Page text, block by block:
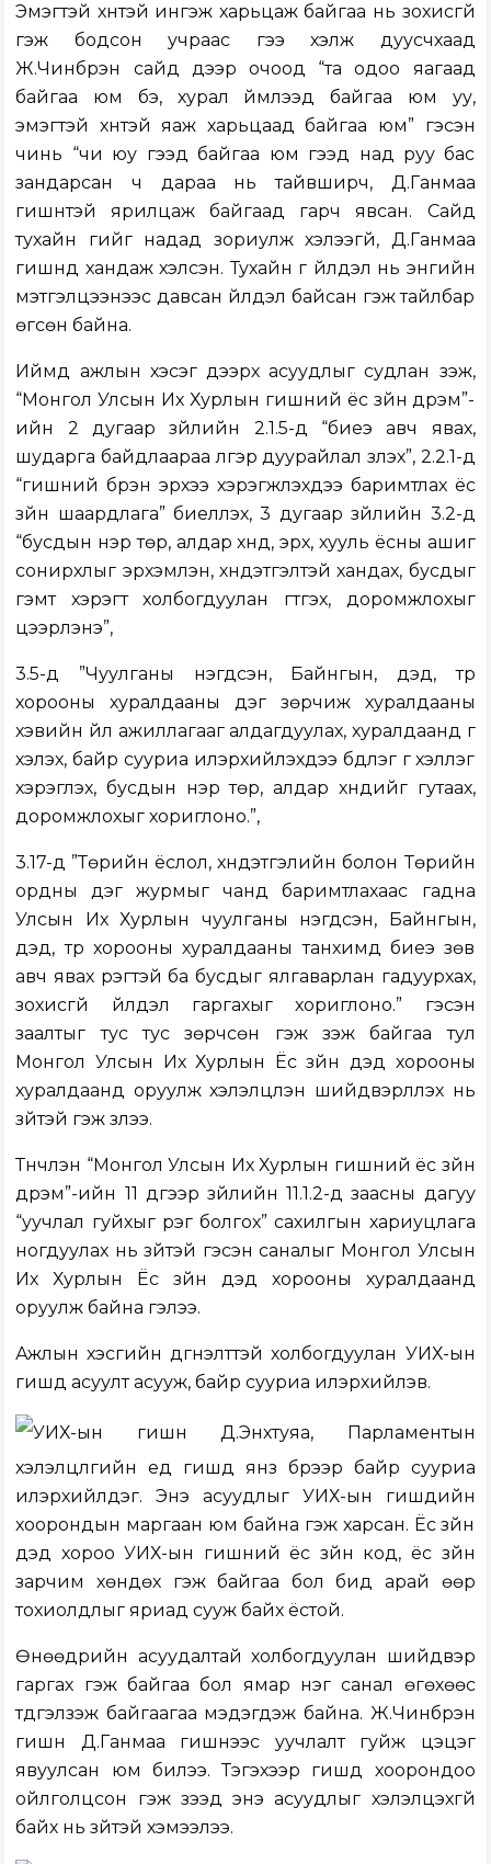
Эмэгтэй хүнтэй ингэж харьцаж байгаа нь зохисгүй
гэж бодсон учраас үгээ хэлж дуусчхаад
Ж.Чинбүрэн сайд дээр очоод “та одоо яагаад
байгаа юм бэ, хурал үймүүлээд байгаа юм уу,
эмэгтэй хүнтэй яаж харьцаад байгаа юм” гэсэн
чинь “чи юу гээд байгаа юм гээд над руу бас
зандарсан ч дараа нь тайвширч, Д.Ганмаа
гишүүнтэй ярилцаж байгаад гарч явсан. Сайд
тухайн үгийг надад зориулж хэлээгүй, Д.Ганмаа
гишүүнд хандаж хэлсэн. Тухайн үг үйлдэл нь энгийн
мэтгэлцээнээс давсан үйлдэл байсан гэж тайлбар
өгсөн байна.
Иймд ажлын хэсэг дээрх асуудлыг судлан үзэж,
“Монгол Улсын Их Хурлын гишүүний ёс зүйн дүрэм”-
ийн 2 дугаар зүйлийн 2.1.5-д “биеэ авч явах,
шударга байдлаараа үлгэр дуурайлал үзүүлэх”, 2.2.1-д
“гишүүний бүрэн эрхээ хэрэгжүүлэхдээ баримтлах ёс
зүйн шаардлага” биелүүлэх, 3 дугаар зүйлийн 3.2-д
“бусдын нэр төр, алдар хүнд, эрх, хууль ёсны ашиг
сонирхлыг эрхэмлэн, хүндэтгэлтэй хандах, бусдыг
гэмт хэрэгт холбогдуулан гүтгэх, доромжлохыг
цээрлэнэ”,
3.5-д ”Чуулганы нэгдсэн, Байнгын, дэд, түр
хорооны хуралдааны дэг зөрчиж хуралдааны
хэвийн үйл ажиллагааг алдагдуулах, хуралдаанд үг
хэлэх, байр сууриа илэрхийлэхдээ бүдүүлэг үг хэллэг
хэрэглэх, бусдын нэр төр, алдар хүндийг гутаах,
доромжлохыг хориглоно.”,
3.17-д ”Төрийн ёслол, хүндэтгэлийн болон Төрийн
ордны дэг журмыг чанд баримтлахаас гадна
Улсын Их Хурлын чуулганы нэгдсэн, Байнгын,
дэд, түр хорооны хуралдааны танхимд биеэ зөв
авч явах үүрэгтэй ба бусдыг ялгаварлан гадуурхах,
зохисгүй үйлдэл гаргахыг хориглоно.” гэсэн
заалтыг тус тус зөрчсөн гэж үзэж байгаа тул
Монгол Улсын Их Хурлын Ёс зүйн дэд хорооны
хуралдаанд оруулж хэлэлцүүлэн шийдвэрлүүлэх нь
зүйтэй гэж үзлээ.
Түүнчлэн “Монгол Улсын Их Хурлын гишүүний ёс зүйн
дүрэм”-ийн 11 дүгээр зүйлийн 11.1.2-д заасны дагуу
“уучлал гуйхыг үүрэг болгох” сахилгын хариуцлага
ногдуулах нь зүйтэй гэсэн саналыг Монгол Улсын
Их Хурлын Ёс зүйн дэд хорооны хуралдаанд
оруулж байна гэлээ.
Ажлын хэсгийн дүгнэлттэй холбогдуулан УИХ-ын
гишүүд асуулт асууж, байр сууриа илэрхийлэв.
УИХ-ын гишүүн Д.Энхтуяа, Парламентын
хэлэлцүүлгийн үед гишүүд янз бүрээр байр сууриа
илэрхийлдэг. Энэ асуудлыг УИХ-ын гишүүдийн
хоорондын маргаан юм байна гэж харсан. Ёс зүйн
дэд хороо УИХ-ын гишүүний ёс зүйн код, ёс зүйн
зарчим хөндөх гэж байгаа бол бид арай өөр
тохиолдлыг яриад сууж байх ёстой.
Өнөөдрийн асуудалтай холбогдуулан шийдвэр
гаргах гэж байгаа бол ямар нэг санал өгөхөөс
түдгэлзэж байгаагаа мэдэгдэж байна. Ж.Чинбүрэн
гишүүн Д.Ганмаа гишүүнээс уучлалт гуйж цэцэг
явуулсан юм билээ. Тэгэхээр гишүүд хоорондоо
ойлголцсон гэж үзээд энэ асуудлыг хэлэлцэхгүй
байх нь зүйтэй хэмээлээ.